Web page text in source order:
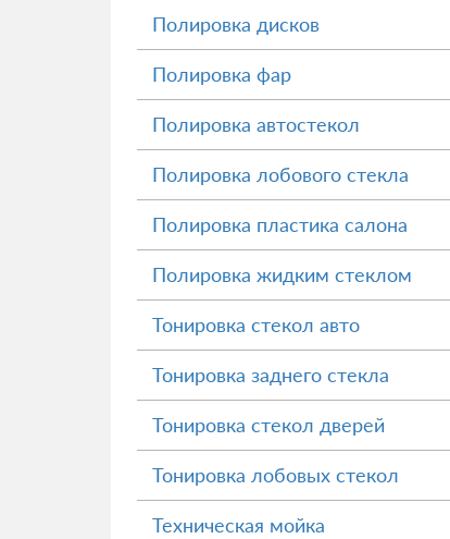
Полировка дисков
Полировка фар
Полировка автостекол
Полировка лобового стекла
Полировка пластика салона
Полировка жидким стеклом
Тонировка стекол авто
Тонировка заднего стекла
Тонировка стекол дверей
Тонировка лобовых стекол
Техническая мойка